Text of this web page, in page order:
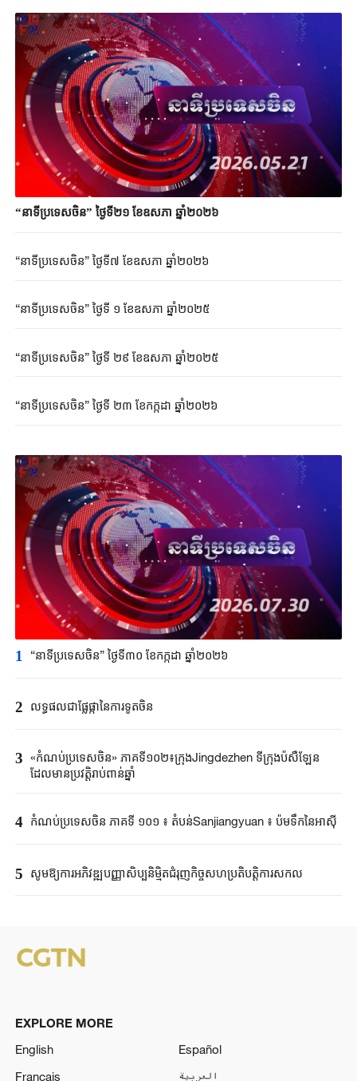
“នាទីប្រទេសចិន” ថ្ងៃទី២១ ខែឧសភា ឆ្នាំ២០២៦
“នាទីប្រទេសចិន” ថ្ងៃទី៧ ខែឧសភា ឆ្នាំ២០២៦
“នាទីប្រទេសចិន” ថ្ងៃទី ១ ខែឧសភា ឆ្នាំ២០២៥
“នាទីប្រទេសចិន” ថ្ងៃទី ២៩ ខែឧសភា ឆ្នាំ២០២៥
“នាទីប្រទេសចិន” ថ្ងៃទី ២៣ ខែកក្កដា ឆ្នាំ២០២៦
1 “នាទីប្រទេសចិន” ថ្ងៃទី៣០ ខែកក្កដា ឆ្នាំ២០២៦
2 លទ្ធផលជាផ្លែផ្កានៃការទូតចិន
3 «កំណប់ប្រទេសចិន» ភាគទី១០២៖ក្រុងJingdezhen ទីក្រុងប៉សឺឡែន
ដែលមានប្រវត្តិរាប់ពាន់ឆ្នាំ
4 កំណប់ប្រទេសចិន ភាគទី ១០១ ៖ តំបន់Sanjiangyuan ៖ ប៉មទឹកនៃអាស៊ី
5 សូមឱ្យការអភិវឌ្ឍបញ្ញាសិប្បនិម្មិតជំរុញកិច្ចសហប្រតិបត្តិការសកល
EXPLORE MORE
English
Español
Français
العربية